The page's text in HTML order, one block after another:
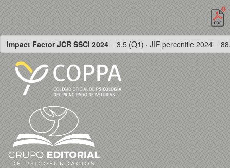
Impact Factor JCR SSCI 2024 = 3.5 (Q1) · JIF percentile 2024 =